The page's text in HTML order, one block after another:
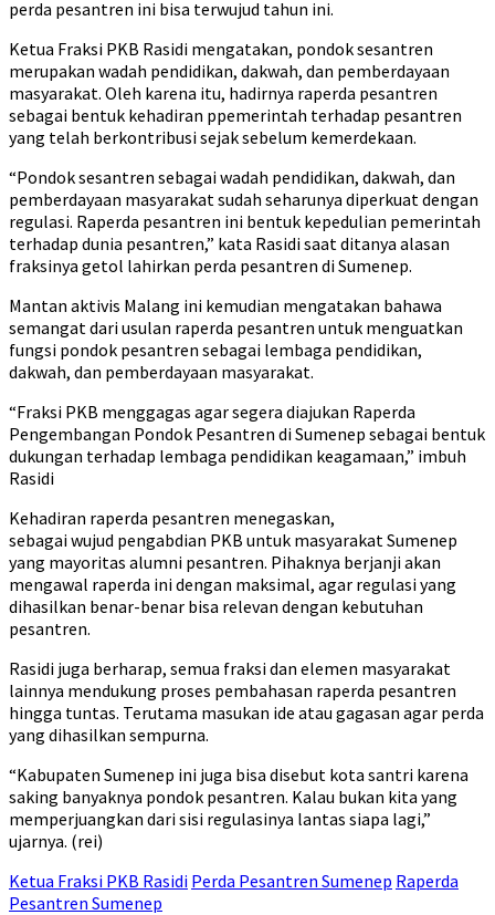
perda pesantren ini bisa terwujud tahun ini.
Ketua Fraksi PKB Rasidi mengatakan, pondok sesantren
merupakan wadah pendidikan, dakwah, dan pemberdayaan
masyarakat. Oleh karena itu, hadirnya raperda pesantren
sebagai bentuk kehadiran ppemerintah terhadap pesantren
yang telah berkontribusi sejak sebelum kemerdekaan.
“Pondok sesantren sebagai wadah pendidikan, dakwah, dan
pemberdayaan masyarakat sudah seharunya diperkuat dengan
regulasi. Raperda pesantren ini bentuk kepedulian pemerintah
terhadap dunia pesantren,” kata Rasidi saat ditanya alasan
fraksinya getol lahirkan perda pesantren di Sumenep.
Mantan aktivis Malang ini kemudian mengatakan bahawa
semangat dari usulan raperda pesantren untuk menguatkan
fungsi pondok pesantren sebagai lembaga pendidikan,
dakwah, dan pemberdayaan masyarakat.
“Fraksi PKB menggagas agar segera diajukan Raperda
Pengembangan Pondok Pesantren di Sumenep sebagai bentuk
dukungan terhadap lembaga pendidikan keagamaan,” imbuh
Rasidi
Kehadiran raperda pesantren menegaskan,
sebagai wujud pengabdian PKB untuk masyarakat Sumenep
yang mayoritas alumni pesantren. Pihaknya berjanji akan
mengawal raperda ini dengan maksimal, agar regulasi yang
dihasilkan benar-benar bisa relevan dengan kebutuhan
pesantren.
Rasidi juga berharap, semua fraksi dan elemen masyarakat
lainnya mendukung proses pembahasan raperda pesantren
hingga tuntas. Terutama masukan ide atau gagasan agar perda
yang dihasilkan sempurna.
“Kabupaten Sumenep ini juga bisa disebut kota santri karena
saking banyaknya pondok pesantren. Kalau bukan kita yang
memperjuangkan dari sisi regulasinya lantas siapa lagi,”
ujarnya. (rei)
Ketua Fraksi PKB Rasidi Perda Pesantren Sumenep Raperda
Pesantren Sumenep